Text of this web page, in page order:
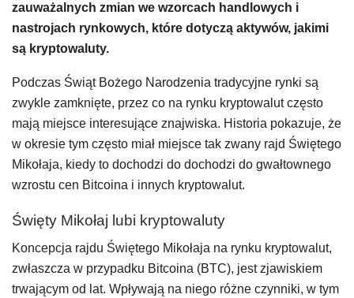
zauważalnych zmian we wzorcach handlowych i
nastrojach rynkowych, które dotyczą aktywów, jakimi
są kryptowaluty.
Podczas Świąt Bożego Narodzenia tradycyjne rynki są
zwykle zamknięte, przez co na rynku kryptowalut często
mają miejsce interesujące znajwiska. Historia pokazuje, że
w okresie tym często miał miejsce tak zwany rajd Świętego
Mikołaja, kiedy to dochodzi do dochodzi do gwałtownego
wzrostu cen Bitcoina i innych kryptowalut.
Święty Mikołaj lubi kryptowaluty
Koncepcja rajdu Świętego Mikołaja na rynku kryptowalut,
zwłaszcza w przypadku Bitcoina (BTC), jest zjawiskiem
trwającym od lat. Wpływają na niego różne czynniki, w tym